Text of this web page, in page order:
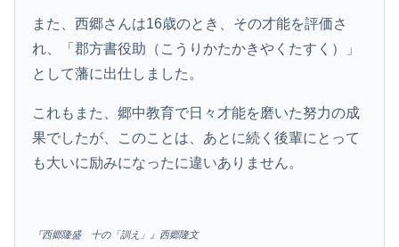
また、西郷さんは16歳のとき、その才能を評価さ
れ、「郡方書役助（こうりかたかきやくたすく）」
として藩に出仕しました。
これもまた、郷中教育で日々才能を磨いた努力の成
果でしたが、このことは、あとに続く後輩にとって
も大いに励みになったに違いありません。
『西郷隆盛 十の「訓え」』西郷隆文